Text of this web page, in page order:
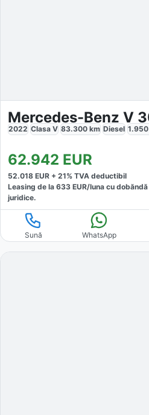
2022 Clasa V 83.300 km Diesel 1.950
62.942 EUR
52.018 EUR + 21% TVA deductibil
Leasing de la 633 EUR/luna cu dobăndă
juridice.
Sună WhatsApp